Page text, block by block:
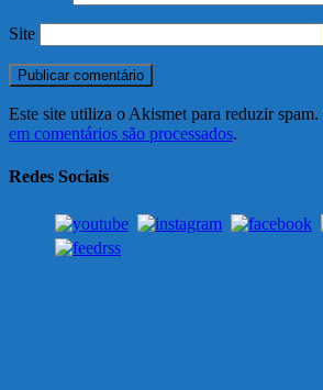
Site
Este site utiliza o Akismet para reduzir spam.
em comentários são processados.
Redes Sociais